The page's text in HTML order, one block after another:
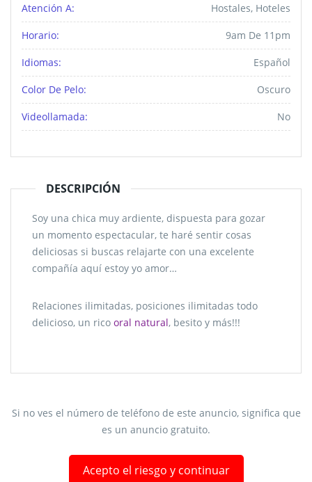
Atención A: Hostales, Hoteles
Horario: 9am De 11pm
Idiomas: Español
Color De Pelo: Oscuro
Videollamada: No
DESCRIPCIÓN
Soy una chica muy ardiente, dispuesta para gozar
un momento espectacular, te haré sentir cosas
deliciosas si buscas relajarte con una excelente
compañía aquí estoy yo amor…
Relaciones ilimitadas, posiciones ilimitadas todo
delicioso, un rico oral natural, besito y más!!!
Si no ves el número de teléfono de este anuncio, significa que
es un anuncio gratuito.
Acepto el riesgo y continuar